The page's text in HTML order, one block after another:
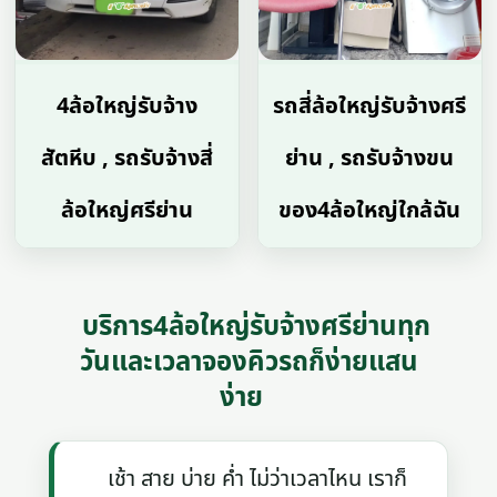
4ล้อใหญ่รับจ้าง
สัตหีบ , รถรับจ้างสี่
ล้อใหญ่ศรีย่าน
รถสี่ล้อใหญ่รับจ้างศรี
ย่าน , รถรับจ้างขน
ของ4ล้อใหญ่ใกล้ฉัน
บริการ4ล้อใหญ่รับจ้างศรีย่านทุก
วันและเวลาจองคิวรถก็ง่ายแสน
ง่าย
เช้า สาย บ่าย ค่ำ ไม่ว่าเวลาไหน เราก็